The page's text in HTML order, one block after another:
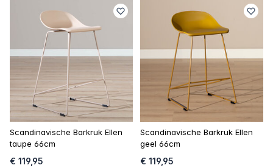
Scandinavische Barkruk Ellen
taupe 66cm
€ 119,95
Scandinavische Barkruk Ellen
geel 66cm
€ 119,95